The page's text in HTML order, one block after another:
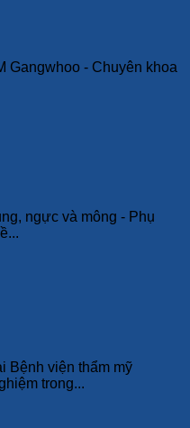
Gangwhoo - Chuyên khoa
ngực và mông - Phụ
Bệnh viện thẩm mỹ
trong...